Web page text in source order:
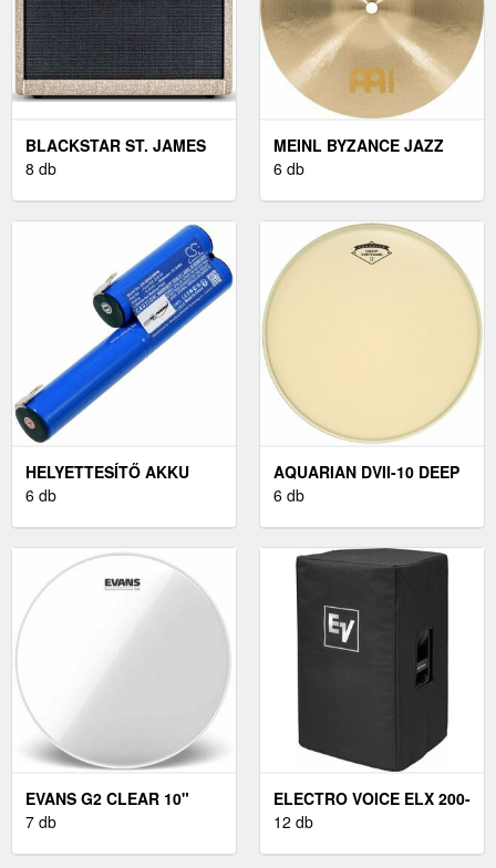
BLACKSTAR ST. JAMES
50 EL34
8 db
MEINL BYZANCE JAZZ
10" SPLASH CINTÁNYÉR
6 db
HELYETTESÍTŐ AKKU
BOSCH AGS 10, 8V
6 db
AQUARIAN DVII-10 DEEP
VINTAGE COATED 10"
6 db
EVANS G2 CLEAR 10"
ÁTLÁTSZÓ DOBBŐR
7 db
ELECTRO VOICE ELX 200-
10
12 db